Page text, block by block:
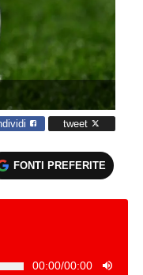
tweet
FONTI PREFERITE
00:00/00:00